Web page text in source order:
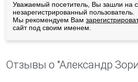
Уважаемый посетитель, Вы зашли на
незарегистрированный пользователь.
Мы рекомендуем Вам
сайт под своим именем.
Отзывы о "Александр